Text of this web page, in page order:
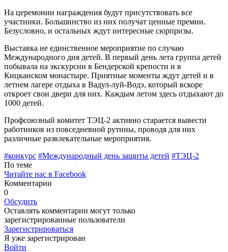
На церемонии награж­дения будут присутствовать все
участники. Большинство из них получат ценные пре­мии.
Безусловно, и осталь­ных ждут интересные сюрпризы.
Выставка не единствен­ное мероприятие по случаю
Международного дня детей. В первый день лета группа детей
побывала на экскур­сии в Бендерской крепос­ти и в
Кицканском монасты­ре. Приятные моменты ждут детей и в
летнем лагере от­дыха в Вадул-луй-Водэ, ко­торый вскоре
откроет свои двери для них. Каждым ле­том здесь отдыхают до
1000 детей.
Профсоюзный комитет ТЭЦ-2 активно старается вы­вести
работников из повсед­невной рутины, проводя для них
различные развлека­тельные мероприятия.
#конкурс #Международный день за­щиты детей #ТЭЦ-2
По теме
Читайте нас в Facebook
Комментарии
0
Обсудить
Оставлять комментарии могут только
зарегистрированные пользователи
Зарегистрироваться
Я уже зарегистрирован
Войти